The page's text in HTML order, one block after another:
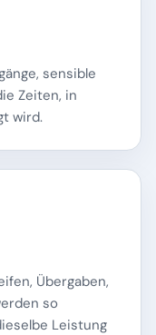
Thüringen
sensible
Zeiten, in
wird.
Übergaben,
so
Leistung